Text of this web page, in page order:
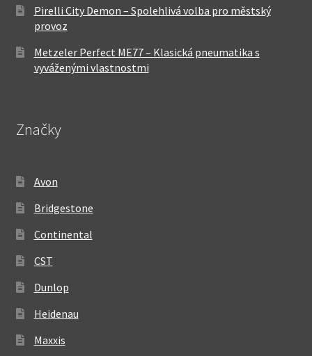
Pirelli City Demon – Spolehlivá volba pro městský
provoz
Metzeler Perfect ME77 – Klasická pneumatika s
vyváženými vlastnostmi
Značky
Avon
Bridgestone
Continental
CST
Dunlop
Heidenau
Maxxis